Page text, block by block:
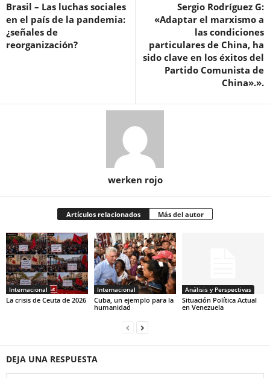
Brasil – Las luchas sociales
en el país de la pandemia:
¿señales de
reorganización?
Sergio Rodríguez G:
«Adaptar el marxismo a
las condiciones
particulares de China, ha
sido clave en los éxitos del
Partido Comunista de
China».».
werken rojo
Artículos relacionados Más del autor
Internacional
La crisis de Ceuta de 2026
Internacional
Cuba, un ejemplo para la
humanidad
Análisis y Perspectivas
Situación Política Actual
en Venezuela
DEJA UNA RESPUESTA